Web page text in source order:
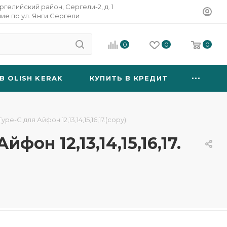
район, Сергели-2, д. 1
по ул. Янги Сергели
0 0 0
OLISH KERAK КУПИТЬ В КРЕДИТ
C для Айфон 12,13,14,15,16,17.(copy).
12,13,14,15,16,17.